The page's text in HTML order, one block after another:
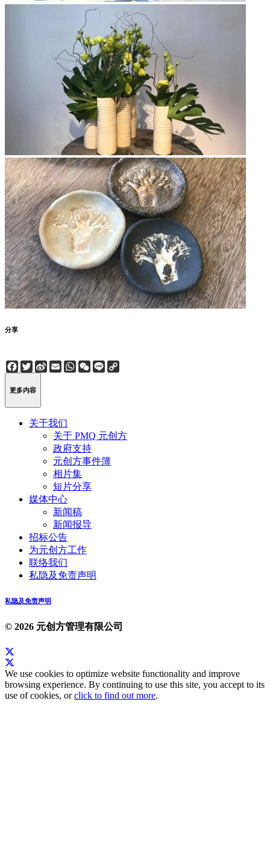
分享
Facebook
Twitter
Sina
Weibo
EmailWhatsApp
WeChat
Line
更多内容
关于我们
关于 PMQ 元创方
政府支持
元创方事件簿
相片集
短片分享
媒体中心
新闻稿
新闻报导
招标公告
为元创方工作
联络我们
私隐及免责声明
私隐及免责声明
© 2026 元创方管理有限公司
We use cookies to optimize website functionality and improve
browsing experience. By continuing to use this site, you accept to its
use of cookies, orclick to find out more.